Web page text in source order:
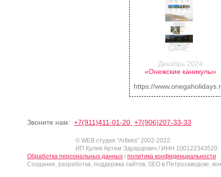
Декабрь 2024
«Онежские каникулы»
https://
Звоните нам: +7(911)411-01-20 +7(906)207-33-33
© WEB студия "Artleks" 2002-2022
ИП Кулев Артем Эдуардович / ИНН 100122343520
Обработка персональных данных / политика конфиденциальности
Создание, разработка, поддержка сайтов, SEO в Петрозаводске,